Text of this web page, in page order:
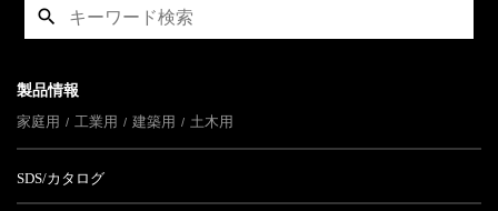
製品情報
家庭用
工業用 建築用 土木用
SDS/カタログ